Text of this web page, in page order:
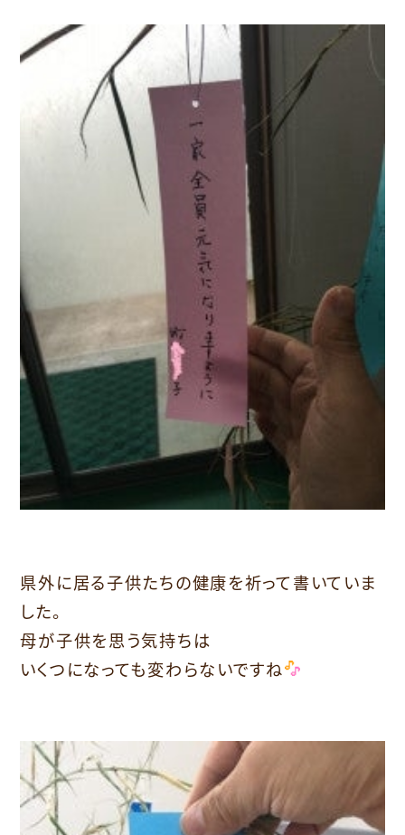
県外に居る子供たちの健康を祈って書いていま
した。
母が子供を思う気持ちは
いくつになっても変わらないですね